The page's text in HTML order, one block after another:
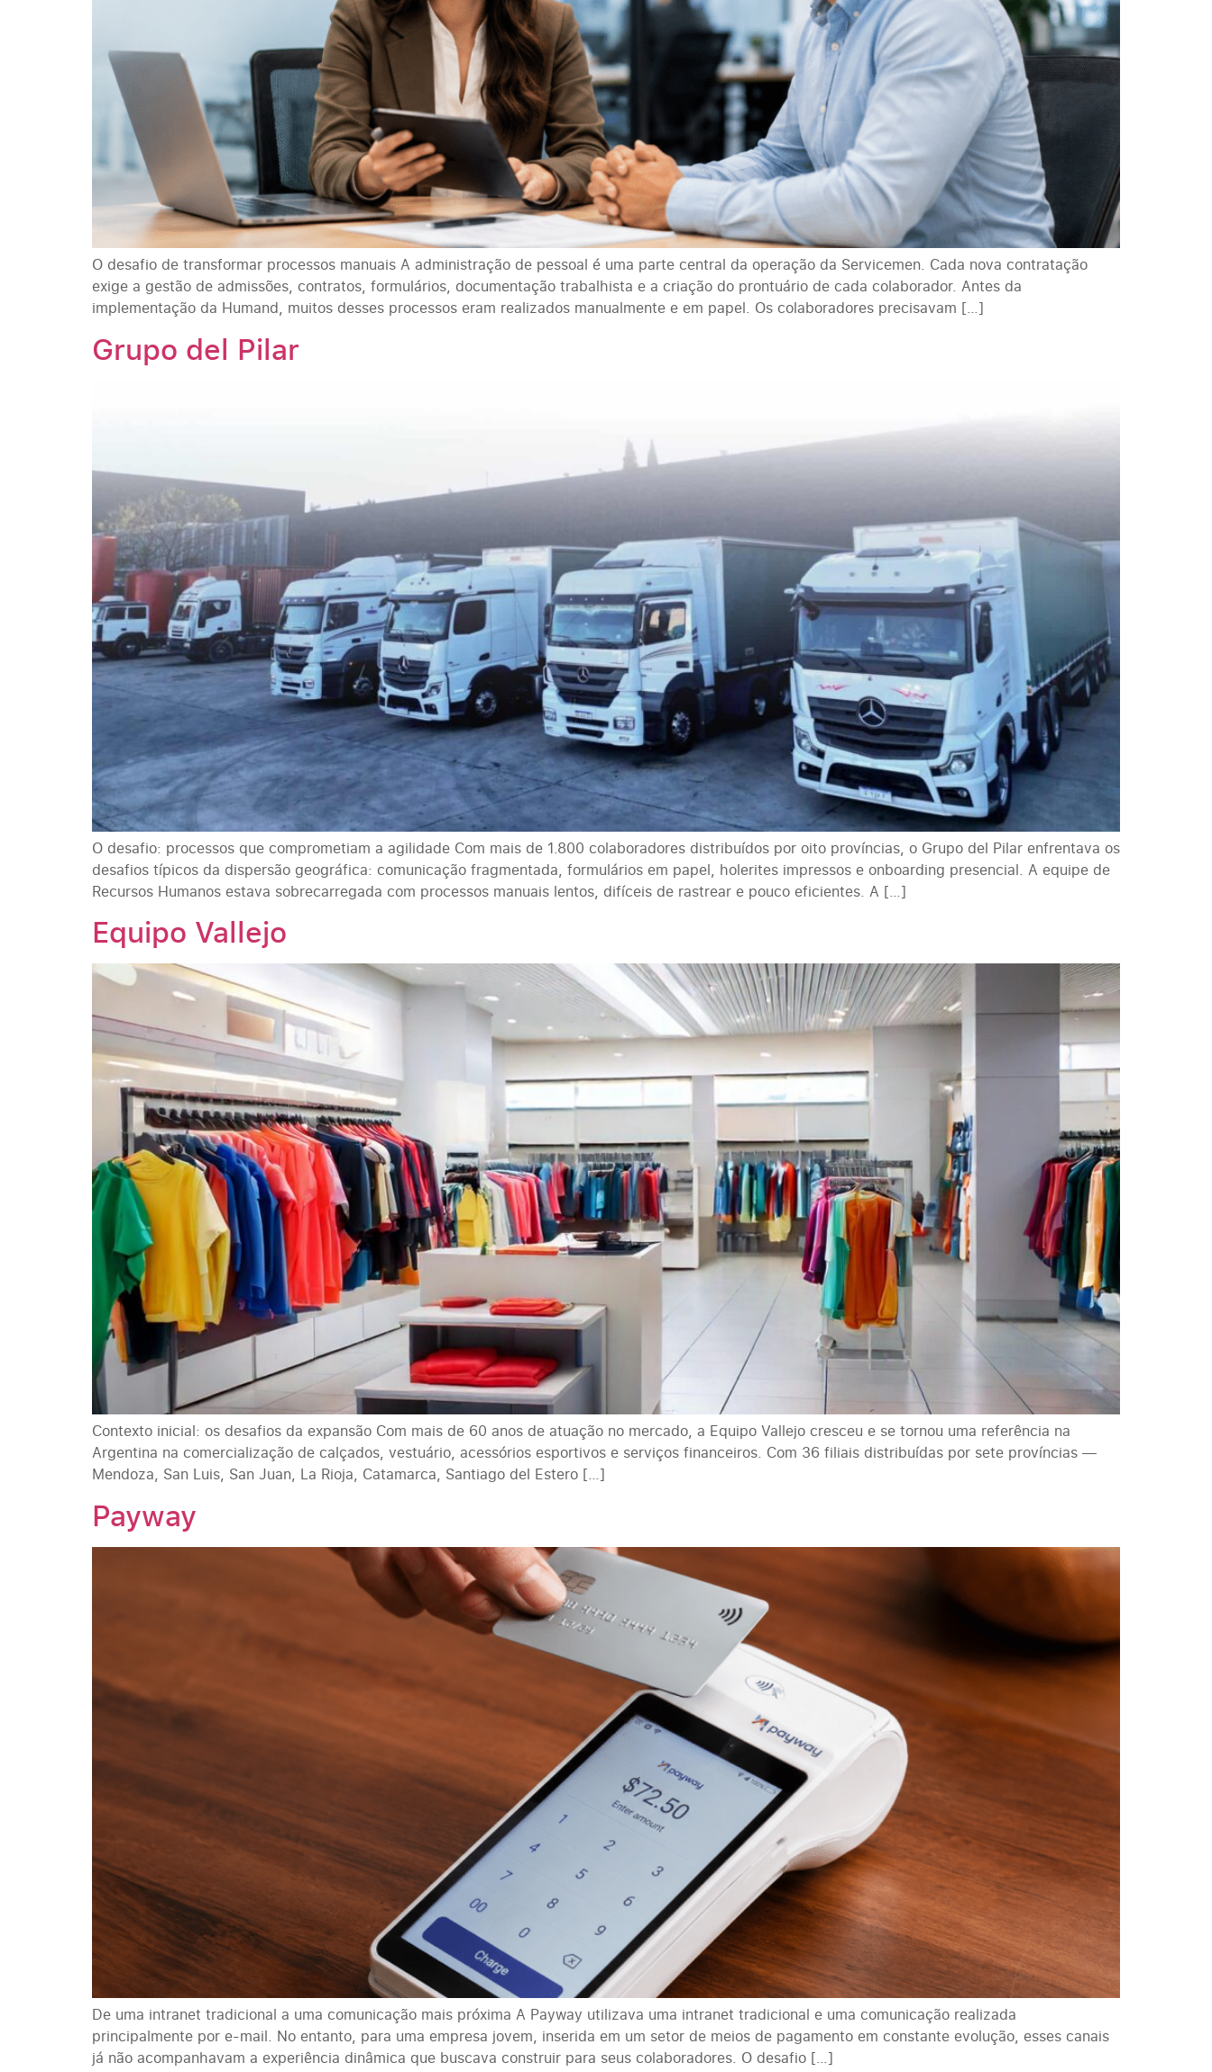
O desafio de transformar processos manuais A administração de pessoal é uma parte central da operação da Servicemen. Cada nova contratação
exige a gestão de admissões, contratos, formulários, documentação trabalhista e a criação do prontuário de cada colaborador. Antes da
implementação da Humand, muitos desses processos eram realizados manualmente e em papel. Os colaboradores precisavam […]
Grupo del Pilar
O desafio: processos que comprometiam a agilidade Com mais de 1.800 colaboradores distribuídos por oito províncias, o Grupo del Pilar enfrentava os
desafios típicos da dispersão geográfica: comunicação fragmentada, formulários em papel, holerites impressos e onboarding presencial. A equipe de
Recursos Humanos estava sobrecarregada com processos manuais lentos, difíceis de rastrear e pouco eficientes. A […]
Equipo Vallejo
Contexto inicial: os desafios da expansão Com mais de 60 anos de atuação no mercado, a Equipo Vallejo cresceu e se tornou uma referência na
Argentina na comercialização de calçados, vestuário, acessórios esportivos e serviços financeiros. Com 36 filiais distribuídas por sete províncias —
Mendoza, San Luis, San Juan, La Rioja, Catamarca, Santiago del Estero […]
Payway
De uma intranet tradicional a uma comunicação mais próxima A Payway utilizava uma intranet tradicional e uma comunicação realizada
principalmente por e-mail. No entanto, para uma empresa jovem, inserida em um setor de meios de pagamento em constante evolução, esses canais
já não acompanhavam a experiência dinâmica que buscava construir para seus colaboradores. O desafio […]